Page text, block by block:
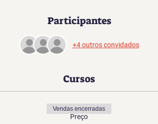
Participantes
+4 outros convidados
Cursos
Preço
Vendas encerradas